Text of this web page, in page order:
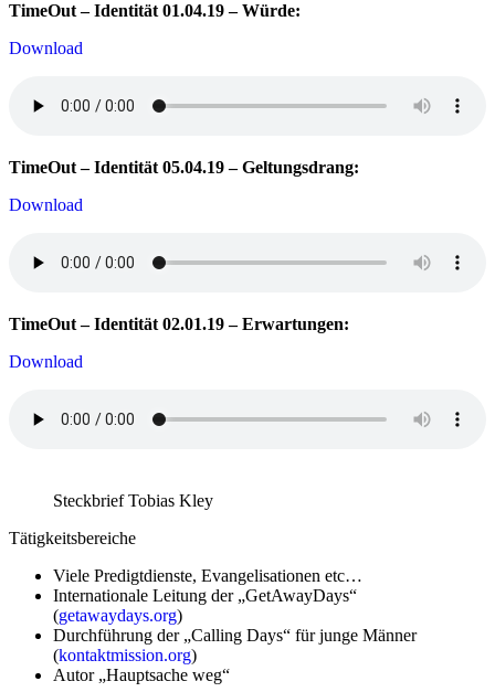
TimeOut – Identität 01.04.19 – Würde:
Download
TimeOut – Identität 05.04.19 – Geltungsdrang:
Download
TimeOut – Identität 02.01.19 – Erwartungen:
Download
Steckbrief Tobias Kley
Tätigkeitsbereiche
Viele Predigtdienste, Evangelisationen etc…
Internationale Leitung der „GetAwayDays“
(getawaydays.org)
Durchführung der „Calling Days“ für junge Männer
(kontaktmission.org)
Autor „Hauptsache weg“